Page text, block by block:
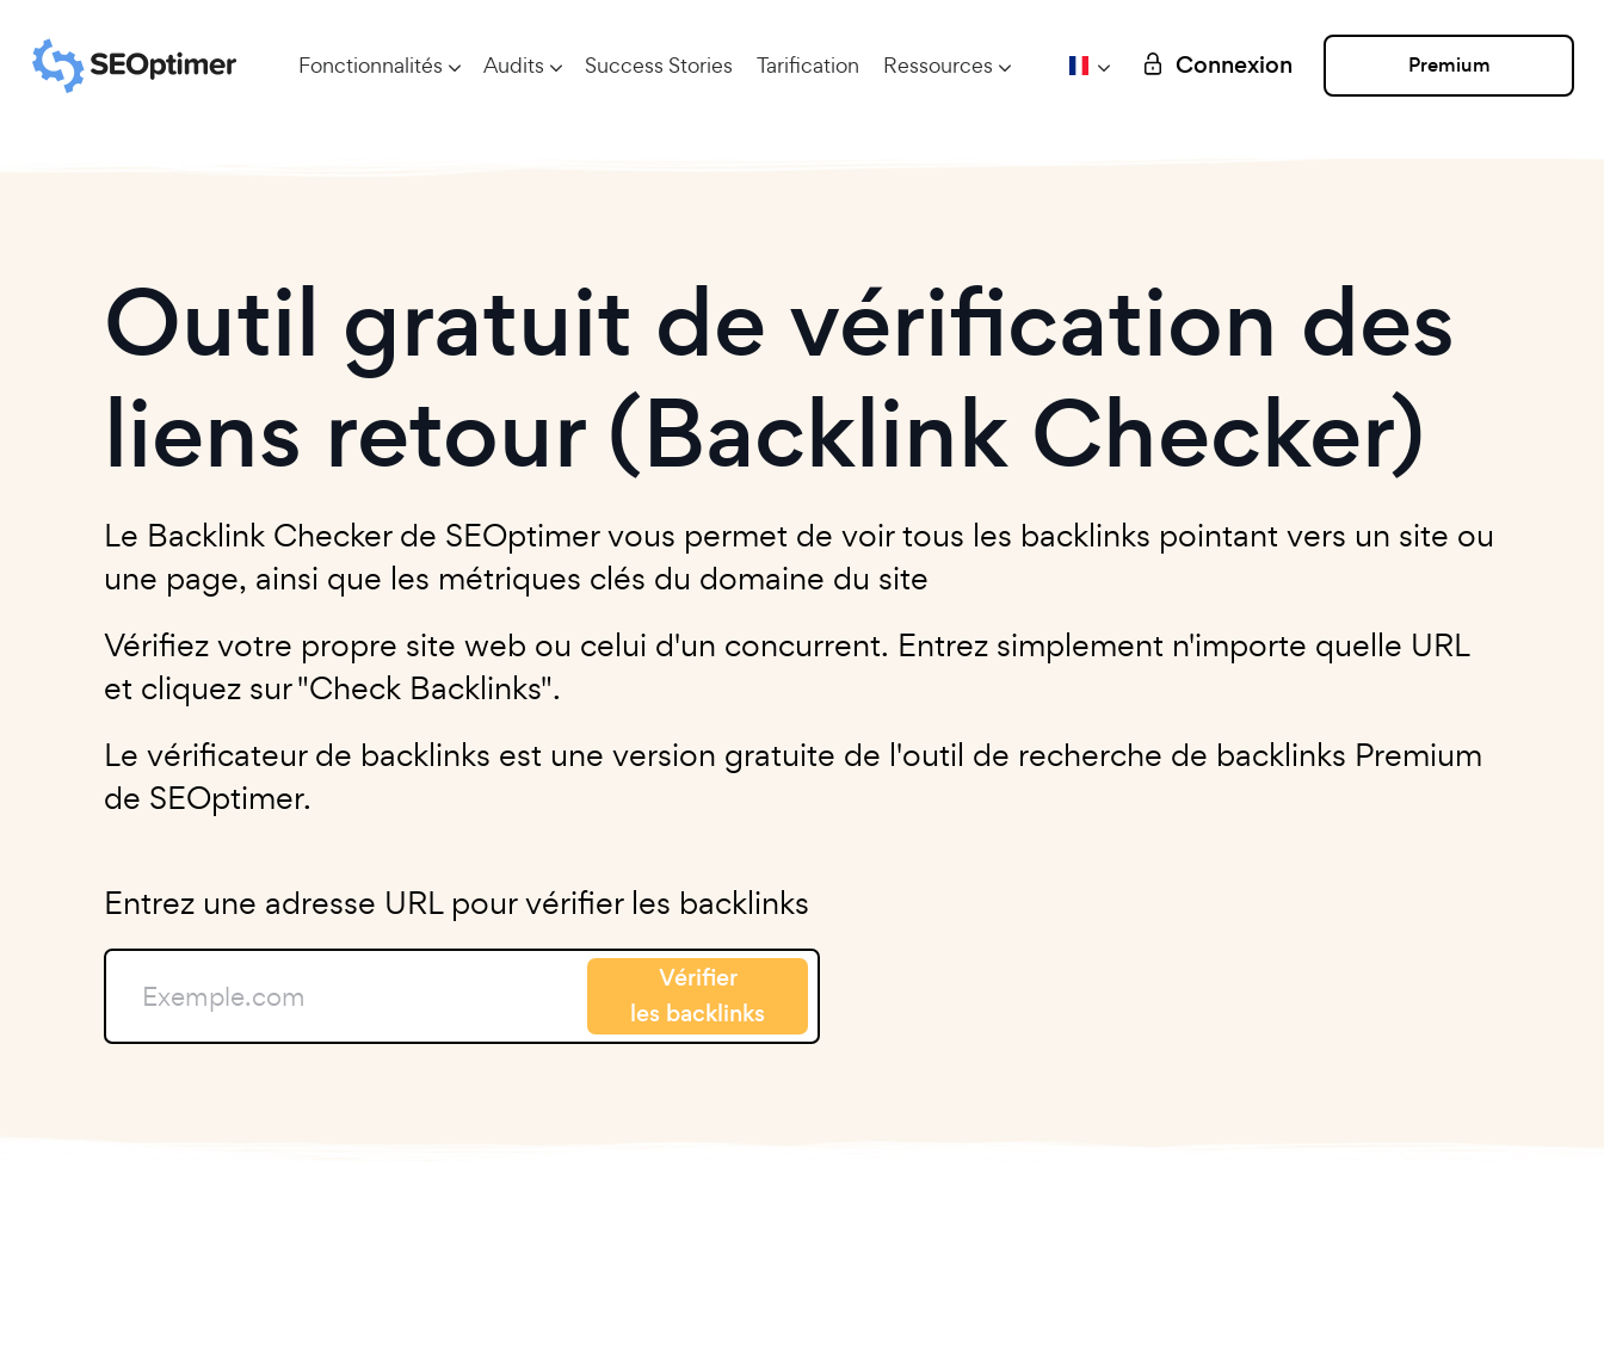
Fonctionnalités Audits Success Stories Tarification Ressources Connexion Premium
Outil gratuit de vérification des
liens retour (Backlink Checker)
Le Backlink Checker de SEOptimer vous permet de voir tous les backlinks pointant vers un site ou
une page, ainsi que les métriques clés du domaine du site
Vérifiez votre propre site web ou celui d'un concurrent. Entrez simplement n'importe quelle URL
et cliquez sur "Check Backlinks".
Le vérificateur de backlinks est une version gratuite de l'outil de recherche de backlinks Premium
de SEOptimer.
Entrez une adresse URL pour vérifier les backlinks
Vérifier
les backlinks